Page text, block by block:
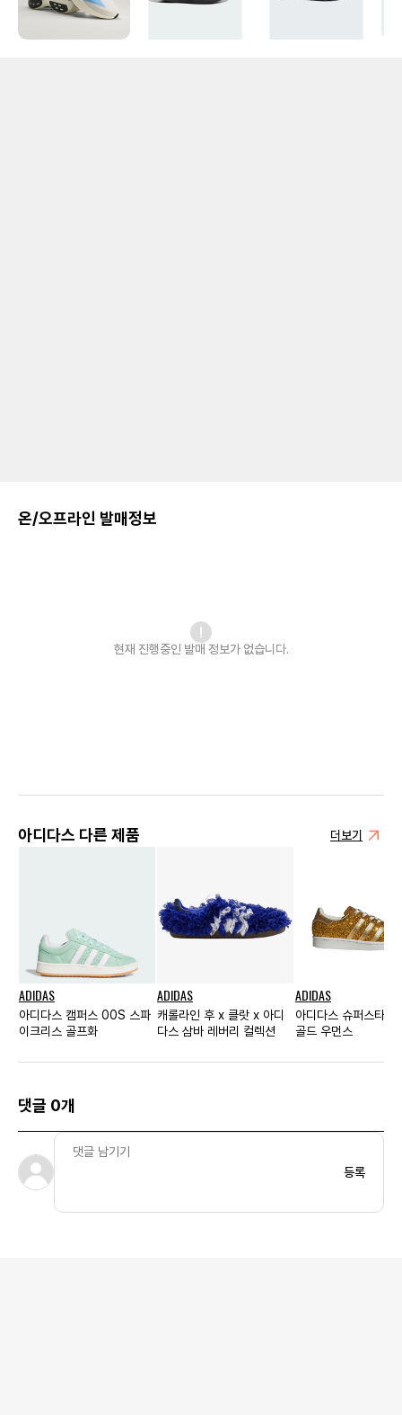
온/오프라인 발매정보
현재 진행중인 발매 정보가 없습니다.
아디다스 다른 제품 더보기
ADIDAS
아디다스 캠퍼스 00S 스파
이크리스 골프화
ADIDAS
캐롤라인 후 x 클랏 x 아디
다스 삼바 레버리 컬렉션
ADIDAS
아디다스 슈퍼스타
골드 우먼스
댓글 0개
등록